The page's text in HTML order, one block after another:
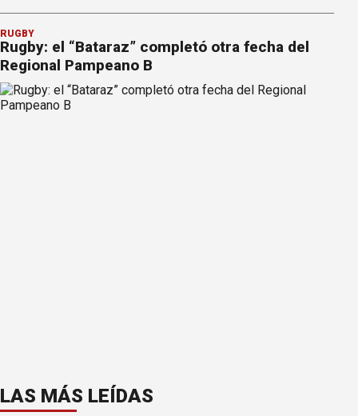
RUGBY
Rugby: el “Bataraz” completó otra fecha del
Regional Pampeano B
LAS MÁS LEÍDAS